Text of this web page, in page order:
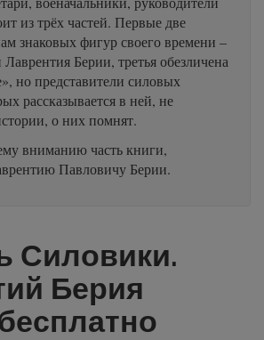
из трёх частей. Первые две
знаковых фигур своего времени –
Берии, третья обезличена
но представители силовых
рассказывается в ней, не
о них помнят.
вниманию часть книги,
Павловичу Берии.
Силовики.
Берия